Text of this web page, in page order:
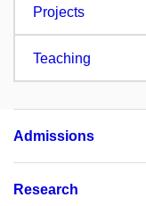
Projects
Teaching
Admissions
Research